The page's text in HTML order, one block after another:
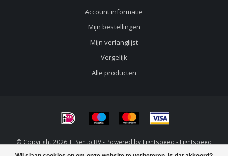
Account informatie
Mijn bestellingen
Mijn verlanglijst
Vergelijk
Alle producten
© Copyright 2026 Ti Sento BV - Powered by Lightspeed - Lightspeed